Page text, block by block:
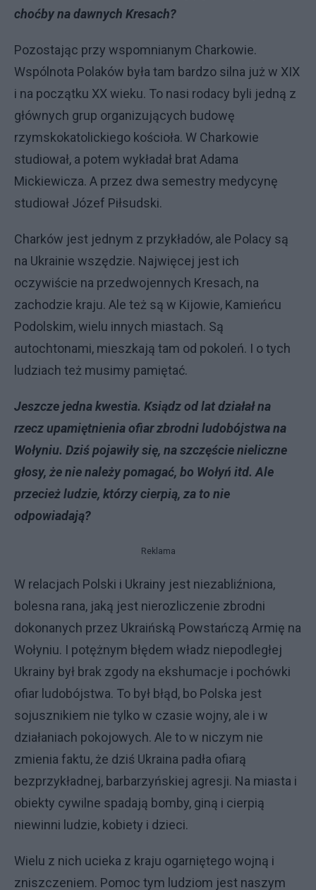
choćby na dawnych Kresach?
Pozostając przy wspomnianym Charkowie.
Wspólnota Polaków była tam bardzo silna już w XIX
i na początku XX wieku. To nasi rodacy byli jedną z
głównych grup organizujących budowę
rzymskokatolickiego kościoła. W Charkowie
studiował, a potem wykładał brat Adama
Mickiewicza. A przez dwa semestry medycynę
studiował Józef Piłsudski.
Charków jest jednym z przykładów, ale Polacy są
na Ukrainie wszędzie. Najwięcej jest ich
oczywiście na przedwojennych Kresach, na
zachodzie kraju. Ale też są w Kijowie, Kamieńcu
Podolskim, wielu innych miastach. Są
autochtonami, mieszkają tam od pokoleń. I o tych
ludziach też musimy pamiętać.
Jeszcze jedna kwestia. Ksiądz od lat działał na
rzecz upamiętnienia ofiar zbrodni ludobójstwa na
Wołyniu. Dziś pojawiły się, na szczęście nieliczne
głosy, że nie należy pomagać, bo Wołyń itd. Ale
przecież ludzie, którzy cierpią, za to nie
odpowiadają?
Reklama
W relacjach Polski i Ukrainy jest niezabliźniona,
bolesna rana, jaką jest nierozliczenie zbrodni
dokonanych przez Ukraińską Powstańczą Armię na
Wołyniu. I potężnym błędem władz niepodległej
Ukrainy był brak zgody na ekshumacje i pochówki
ofiar ludobójstwa. To był błąd, bo Polska jest
sojusznikiem nie tylko w czasie wojny, ale i w
działaniach pokojowych. Ale to w niczym nie
zmienia faktu, że dziś Ukraina padła ofiarą
bezprzykładnej, barbarzyńskiej agresji. Na miasta i
obiekty cywilne spadają bomby, giną i cierpią
niewinni ludzie, kobiety i dzieci.
Wielu z nich ucieka z kraju ogarniętego wojną i
zniszczeniem. Pomoc tym ludziom jest naszym